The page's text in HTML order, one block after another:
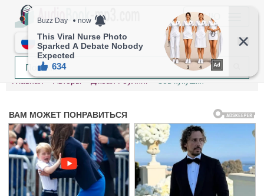
МЕНЮ
RU
Главная Авторы Джоан Роулинг Зов кукушки